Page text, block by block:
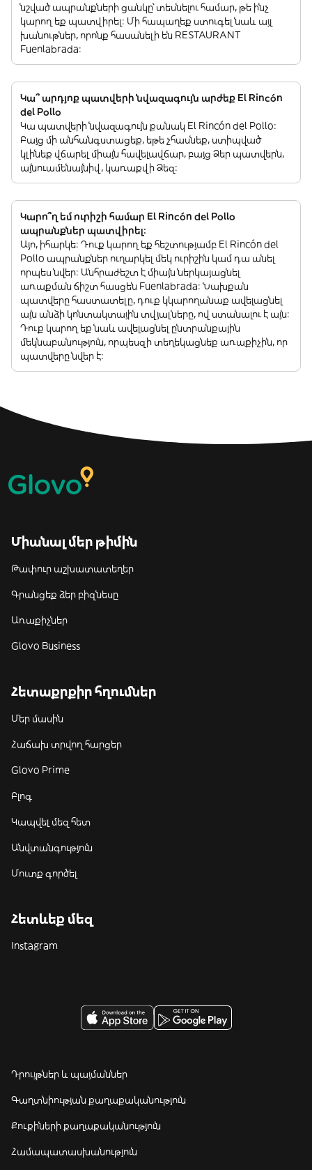
նշված ապրանքների ցանկը՝ տեսնելու համար, թե ինչ
կարող եք պատվիրել: Մի հապաղեք ստուգել նաև այլ
խանութներ, որոնք հասանելի են RESTAURANT
Fuenlabrada:
Կա՞ արդյոք պատվերի նվազագույն արժեք El Rincón
del Pollo
Կա պատվերի նվազագույն քանակ El Rincón del Pollo:
Բայց մի անհանգստացեք, եթե չհասնեք, ստիպված
կլինեք վճարել միայն հավելավճար, բայց Ձեր պատվերն,
այնուամենայնիվ, կառաքվի Ձեզ:
Կարո՞ղ եմ ուրիշի համար El Rincón del Pollo
ապրանքներ պատվիրել:
Այո, իհարկե: Դուք կարող եք հեշտությամբ El Rincón del
Pollo ապրանքներ ուղարկել մեկ ուրիշին կամ դա անել
որպես նվեր: Անհրաժեշտ է միայն ներկայացնել
առաքման ճիշտ հասցեն Fuenlabrada: Նախքան
պատվերը հաստատելը, դուք կկարողանաք ավելացնել
այն անձի կոնտակտային տվյալները, ով ստանալու է այն:
Դուք կարող եք նաև ավելացնել ընտրանքային
մեկնաբանություն, որպեսզի տեղեկացնեք առաքիչին, որ
պատվերը նվեր է:
Միանալ մեր թիմին
Թափուր աշխատատեղեր
Գրանցեք ձեր բիզնեսը
Առաքիչներ
Glovo Business
Հետաքրքիր հղումներ
Մեր մասին
Հաճախ տրվող հարցեր
Glovo Prime
Բլոգ
Կապվել մեզ հետ
Անվտանգություն
Մուտք գործել
Հետևեք մեզ
Instagram
Դրույթներ և պայմաններ
Գաղտնիության քաղաքականություն
Քուքիների քաղաքականություն
Համապատասխանություն